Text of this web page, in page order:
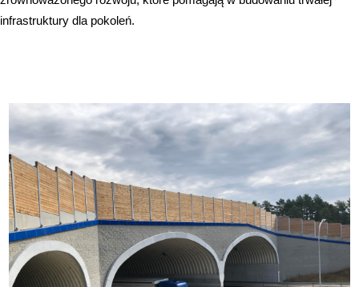
infrastruktury dla pokoleń.